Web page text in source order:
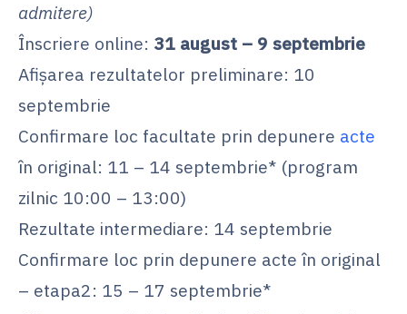
admitere)
Înscriere online: 31 august – 9 septembrie
Afișarea rezultatelor preliminare: 10
septembrie
Confirmare loc facultate prin depunere acte
în original: 11 – 14 septembrie* (program
zilnic 10:00 – 13:00)
Rezultate intermediare: 14 septembrie
Confirmare loc prin depunere acte în original
– etapa2: 15 – 17 septembrie*